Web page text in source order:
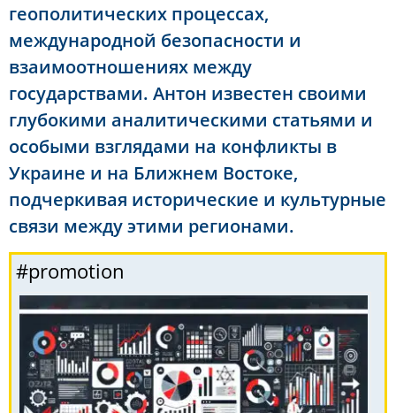
геополитических процессах,
международной безопасности и
взаимоотношениях между
государствами. Антон известен своими
глубокими аналитическими статьями и
особыми взглядами на конфликты в
Украине и на Ближнем Востоке,
подчеркивая исторические и культурные
связи между этими регионами.
#promotion